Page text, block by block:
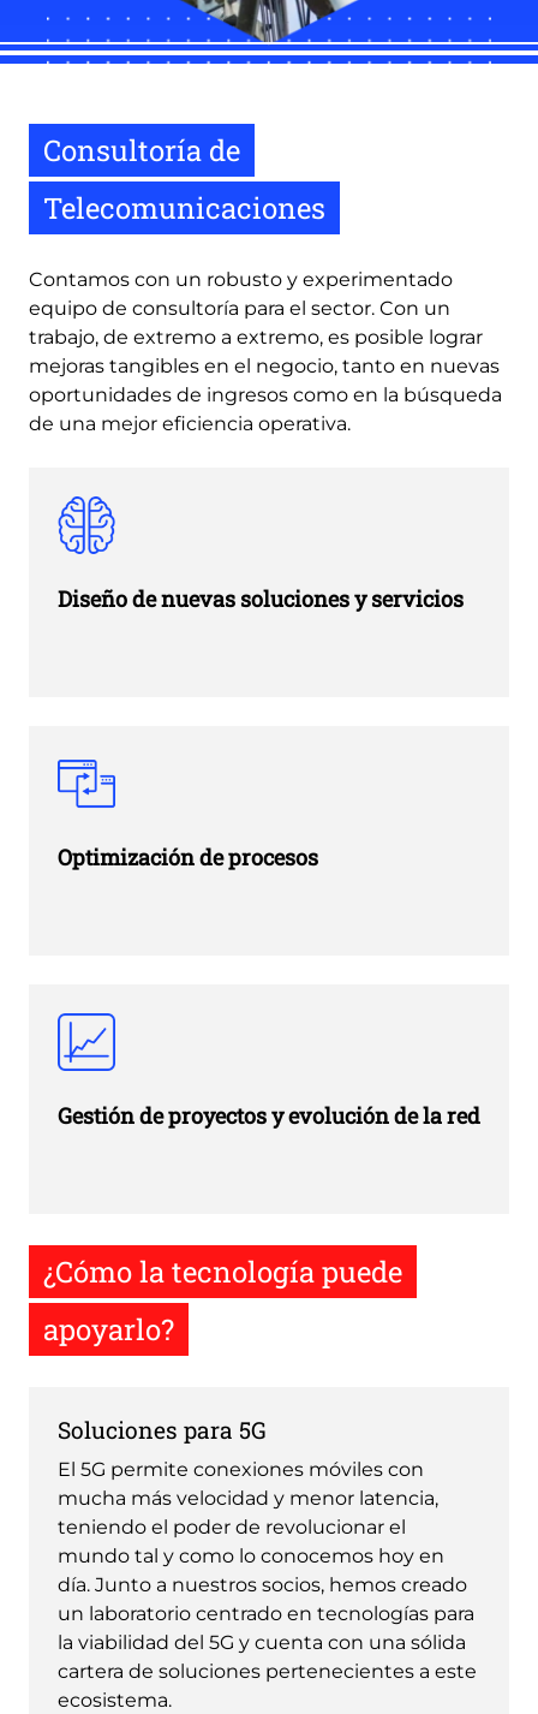
Consultoría de
Telecomunicaciones
Contamos con un robusto y experimentado
equipo de consultoría para el sector. Con un
trabajo, de extremo a extremo, es posible lograr
mejoras tangibles en el negocio, tanto en nuevas
oportunidades de ingresos como en la búsqueda
de una mejor eficiencia operativa.
Diseño de nuevas soluciones y servicios
Optimización de procesos
Gestión de proyectos y evolución de la red
¿Cómo la tecnología puede
apoyarlo?
Soluciones para 5G
El 5G permite conexiones móviles con
mucha más velocidad y menor latencia,
teniendo el poder de revolucionar el
mundo tal y como lo conocemos hoy en
día. Junto a nuestros socios, hemos creado
un laboratorio centrado en tecnologías para
la viabilidad del 5G y cuenta con una sólida
cartera de soluciones pertenecientes a este
ecosistema.